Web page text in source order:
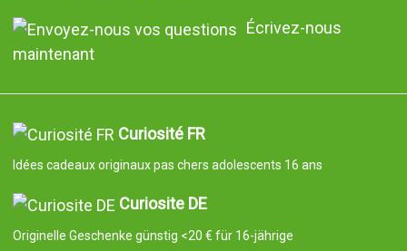
Écrivez-nous
maintenant
Curiosité FR
Idées cadeaux originaux pas chers adolescents 16 ans
Curiosite DE
Originelle Geschenke günstig <20 € für 16-jährige